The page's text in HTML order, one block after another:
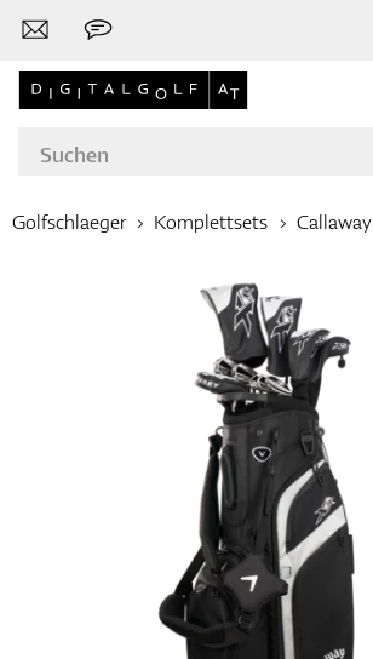
Golfschläger
Bekleidung
Handschuhe
Golfschlaeger Komplettsets Callaway